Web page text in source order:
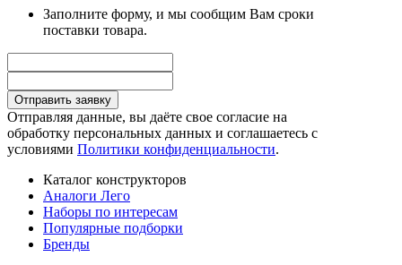
Заполните форму, и мы сообщим Вам сроки
поставки товара.
Отправить заявку
Отправляя данные, вы даёте свое согласие на
обработку персональных данных и соглашаетесь с
условиями Политики конфиденциальности.
Каталог конструкторов
Аналоги Лего
Наборы по интересам
Популярные подборки
Бренды